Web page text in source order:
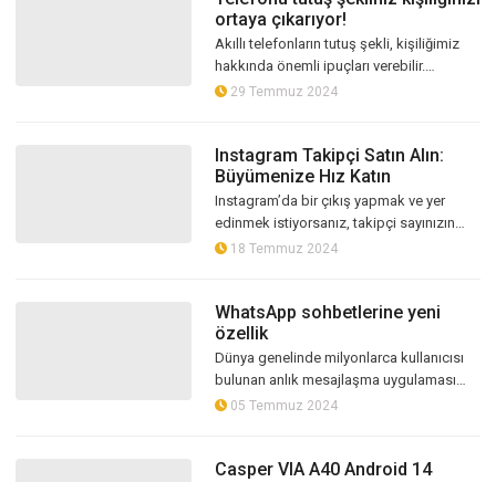
ortaya çıkarıyor!
Akıllı telefonların tutuş şekli, kişiliğimiz
hakkında önemli ipuçları verebilir.
Uzmanlar, tek elle tutmanın özgüven, iki
29 Temmuz 2024
Instagram Takipçi Satın Alın:
Büyümenize Hız Katın
Instagram’da bir çıkış yapmak ve yer
edinmek istiyorsanız, takipçi sayınızın
fazla olması gerektiğini biliyorsunuzdur.
18 Temmuz 2024
WhatsApp sohbetlerine yeni
özellik
Dünya genelinde milyonlarca kullanıcısı
bulunan anlık mesajlaşma uygulaması
WhatsApp'a sohbet kilitleme özelliği
05 Temmuz 2024
Casper VIA A40 Android 14